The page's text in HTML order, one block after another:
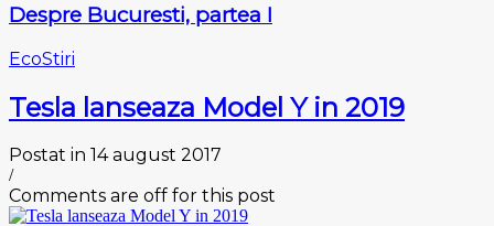
Despre Bucuresti, partea I
EcoStiri
Tesla lanseaza Model Y in 2019
Postat in 14 august 2017
/
Comments are off for this post